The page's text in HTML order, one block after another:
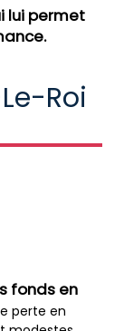
lui permet
Roi
fonds en
perte en